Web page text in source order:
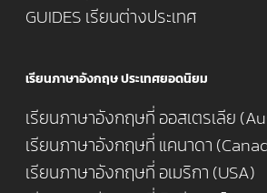
GUIDES เรียนต่างประเทศ
เรียนภาษาอังกฤษ ประเทศยอดนิยม
เรียนภาษาอังกฤษที่ ออสเตรเลีย
เรียนภาษาอังกฤษที่ แคนาดา
เรียนภาษาอังกฤษที่ อเมริกา (USA)